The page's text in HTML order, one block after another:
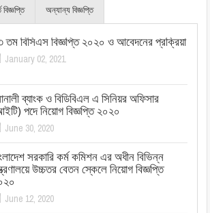
বিজ্ঞপ্তি অন্যান্য বিজ্ঞপ্তি
তম বিসিএস বিজ্ঞপ্তি ২০২০ ও আবেদনের প্রক্রিয়া
January 02, 2021
ব্যাংক ও বিডিবিএল এ সিনিয়র অফিসার
পদে নিয়োগ বিজ্ঞপ্তি ২০২০
June 30, 2020
সরকারি কর্ম কমিশন এর অধীন বিভিন্ন
উচ্চতর বেতন স্কেলে নিয়োগ বিজ্ঞপ্তি
June 12, 2020